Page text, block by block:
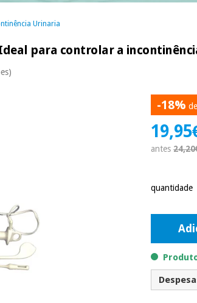
Urinaria
para controlar a
-18%
antes
quantidade